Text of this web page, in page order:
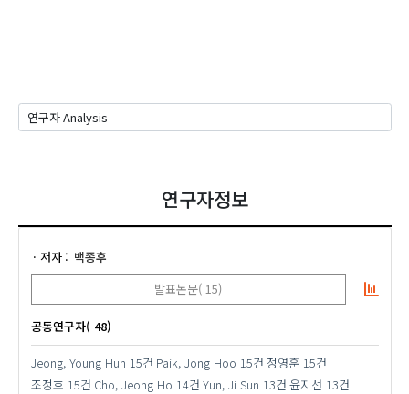
연구자정보
저자
백종후
발표논문( 15)
공동연구자( 48)
Jeong, Young Hun 15건 Paik, Jong Hoo 15건 정영훈 15건
조정호 15건 Cho, Jeong Ho 14건 Yun, Ji Sun 13건 윤지선 13건